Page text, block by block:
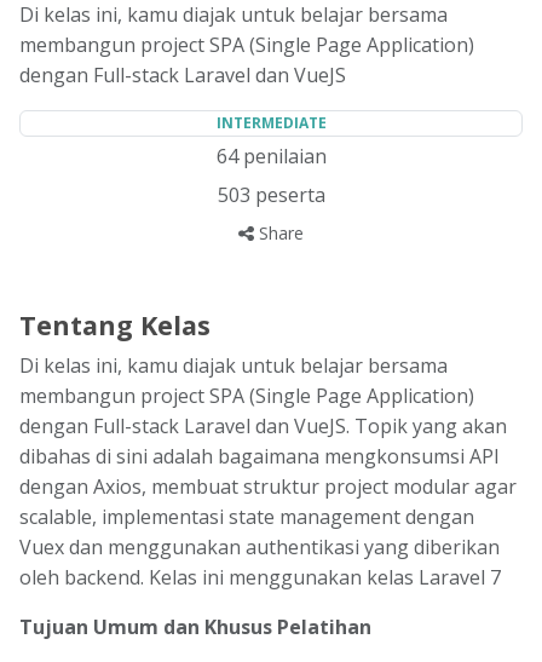
Di kelas ini, kamu diajak untuk belajar bersama
membangun project SPA (Single Page Application)
dengan Full-stack Laravel dan VueJS
INTERMEDIATE
64penilaian
503 peserta
Share
Tentang Kelas
Di kelas ini, kamu diajak untuk belajar bersama
membangun project SPA (Single Page Application)
dengan Full-stack Laravel dan VueJS. Topik yang akan
dibahas di sini adalah bagaimana mengkonsumsi API
dengan Axios, membuat struktur project modular agar
scalable, implementasi state management dengan
Vuex dan menggunakan authentikasi yang diberikan
oleh backend. Kelas ini menggunakan kelas Laravel 7
Tujuan Umum dan Khusus Pelatihan